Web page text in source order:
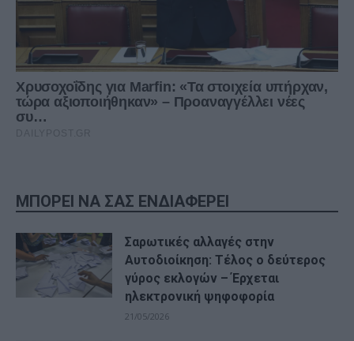
ΜΠΟΡΕΙ ΝΑ ΣΑΣ ΕΝΔΙΑΦΕΡΕΙ
Σαρωτικές αλλαγές στην
Αυτοδιοίκηση: Τέλος ο δεύτερος
γύρος εκλογών – Έρχεται
ηλεκτρονική ψηφοφορία
21/05/2026